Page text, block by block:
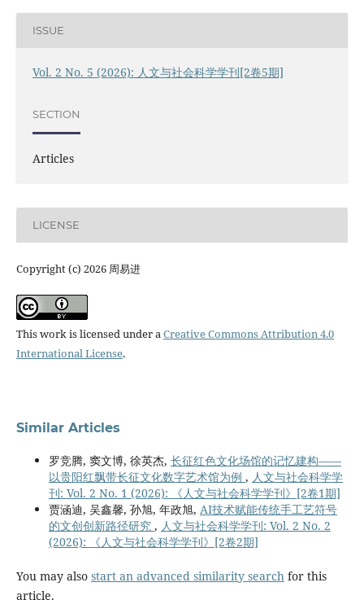
ISSUE
Vol. 2 No. 5 (2026): 人文与社会科学学刊[2卷5期]
SECTION
Articles
LICENSE
Copyright (c) 2026 周易进
This work is licensed under aCreative Commons Attribution 4.0
International License.
Similar Articles
罗竞腾, 窦文博, 徐英杰, 长征红色文化场馆的记忆建构——
以贵阳红飘带长征文化数字艺术馆为例 , 人文与社会科学学
刊: Vol. 2 No. 1 (2026): 《人文与社会科学学刊》[2卷1期]
贾涵迪, 吴鑫馨, 孙旭, 年政旭, AI技术赋能传统手工艺符号
的文创创新路径研究 , 人文与社会科学学刊: Vol. 2 No. 2
(2026): 《人文与社会科学学刊》[2卷2期]
You may also start an advanced similarity searchfor this
article.